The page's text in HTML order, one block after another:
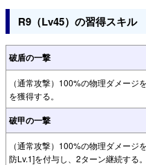
R9（Lv45）の習得スキル
破盾の一撃
（通常攻撃）100%の物理ダメージ
を獲得する。
破甲の一撃
（通常攻撃）100%の物理ダメー
防Lv.1]を付与し、2ターン継続する。